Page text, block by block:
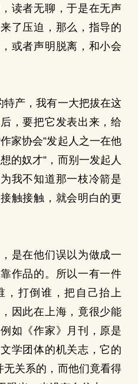
读者无聊，于是在无声
了压迫，那么，指导的
或者声明脱离，和小会
产，我有一大把拔在这
，要把它发表出来，给
家协会”发起人之一在他
的奴才”，而别一发起人
我不知道那一枝冷箭是
触接触，就会明白的更
在他们误以为做成一
作品的。所以一有一件
，打倒谁，把自己抬上
因此在上海，竟很少能
如《作家》月刊，原是
学团体的机关志，它的
无关系的，而他们竟看得